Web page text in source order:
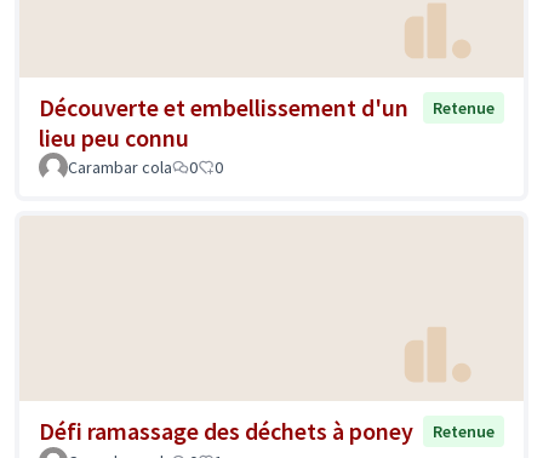
Découverte et embellissement d'un
lieu peu connu
Retenue
Carambar cola 0 0
Défi ramassage des déchets à poney
Retenue